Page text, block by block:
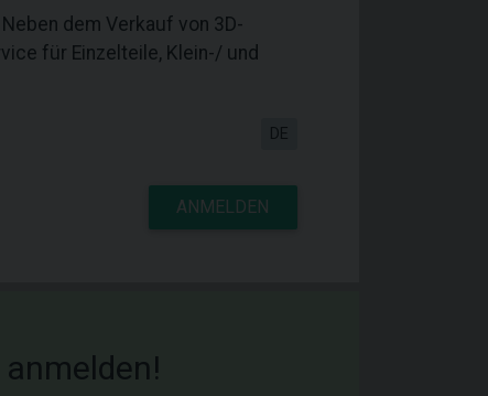
dem Verkauf von 3D-
für Einzelteile, Klein-/ und
DE
ANMELDEN